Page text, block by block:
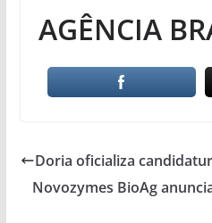
AGÊNCIA
Doria oficializa
Novozymes BioAg